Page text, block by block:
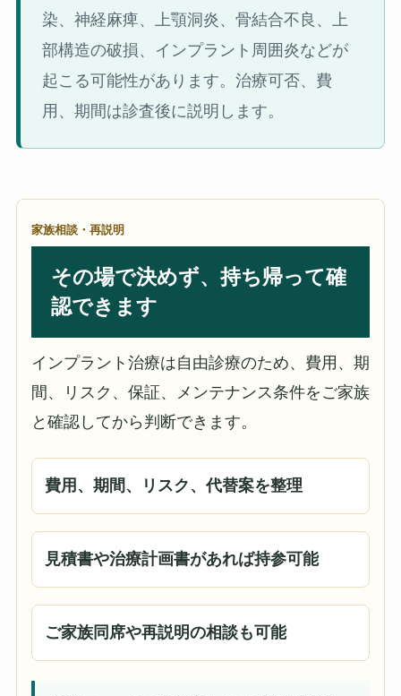
染、神経麻痺、上顎洞炎、骨結合不良、上
部構造の破損、インプラント周囲炎などが
起こる可能性があります。治療可否、費
用、期間は診査後に説明します。
家族相談・再説明
その場で決めず、持ち帰って確
認できます
インプラント治療は自由診療のため、費用、期
間、リスク、保証、メンテナンス条件をご家族
と確認してから判断できます。
費用、期間、リスク、代替案を整理
見積書や治療計画書があれば持参可能
ご家族同席や再説明の相談も可能